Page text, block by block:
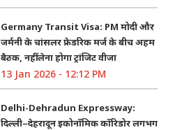
Germany Transit Visa: PM मोदी और
जर्मनी के चांसलर फ्रेडरिक मर्ज के बीच अहम
बैठक, नहीं लेना होगा ट्रांजिट वीजा
13 Jan 2026 - 12:12 PM
Delhi-Dehradun Expressway:
दिल्ली–देहरादून इकोनॉमिक कॉरिडोर लगभग